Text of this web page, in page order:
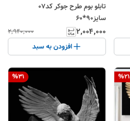
تابلو بوم طرح جوکر کد07
سایز90*60
۲٬۰۰۴٬۰۰۰ ۲٬۹۴۰٬۰۰۰
افزودن به سبد
%21
%31